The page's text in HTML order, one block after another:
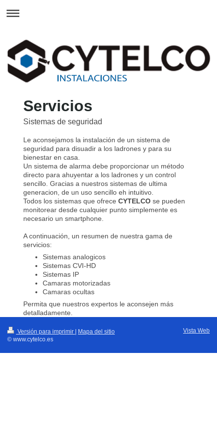
Servicios
Sistemas de seguridad
Le aconsejamos la instalación de un sistema de
seguridad para disuadir a los ladrones y para su
bienestar en casa.
Un sistema de alarma debe proporcionar un método
directo para ahuyentar a los ladrones y un control
sencillo. Gracias a nuestros sistemas de ultima
generacion, de un uso sencillo eh intuitivo.
Todos los sistemas que ofrece CYTELCO se pueden
monitorear desde cualquier punto simplemente es
necesario un smartphone.
A continuación, un resumen de nuestra gama de
servicios:
Sistemas analogicos
Sistemas CVI-HD
Sistemas IP
Camaras motorizadas
Camaras ocultas
Permita que nuestros expertos le aconsejen más
detalladamente.
Versión para imprimir
Mapa del sitio
© www.cytelco.es
Vista Web